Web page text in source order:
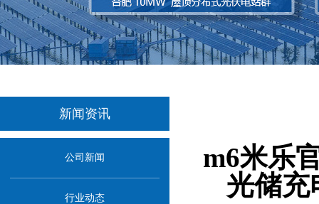
新闻资讯
公司新闻
行业动态
m6米乐
光储充